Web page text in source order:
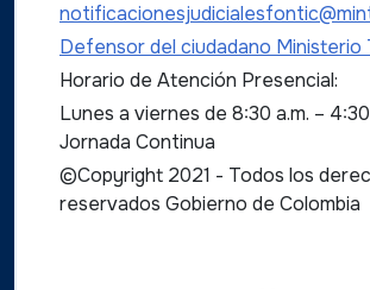
Defensor del ciudadano Ministerio
Horario de Atención Presencial:
Lunes a viernes de 8:30 a.m. – 4:30
Jornada Continua
©Copyright 2021 - Todos los
reservados Gobierno de Colombia